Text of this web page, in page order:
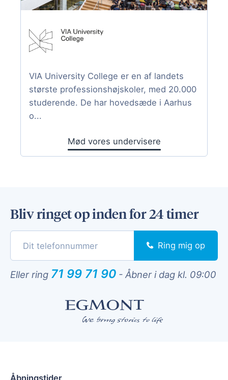
VIA University College er en af landets
største professionshøjskoler, med 20.000
studerende. De har hovedsæde i Aarhus
o...
Mød vores undervisere
Bliv ringet op inden for 24 timer
Ring mig op
Eller ring 71 99 71 90 - Åbner i dag kl. 09:00